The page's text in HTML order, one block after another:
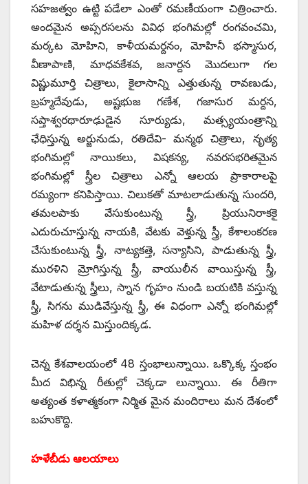
సహజత్వం ఉట్టి పడేలా ఎంతో రమణీయంగా చిత్రించారు.
అందమైన అప్సరసలను వివిధ భంగిమల్లో రంగవంచమి,
మర్కట మోహిని, కాళీయమర్దనం, మోహినీ భస్మాసుర,
వీణాపాణి, మాధవకేశవ, జనార్దన మొదలుగా గల
విష్ణుమూర్తి చిత్రాలు, కైలాసాన్ని ఎత్తుతున్న రావణుడు,
బ్రహ్మదేవుడు, అష్టభుజ గణేశ, గజాసుర మర్దన,
సప్తాశ్వరథారూఢుడైన సూర్యుడు, మత్స్యయంత్రాన్ని
ఛేధిస్తున్న అర్జునుడు, రతిదేవి- మన్మథ చిత్రాలు, నృత్య
భంగిమల్లో నాయికలు, విషకన్య, నవరసభరితమైన
భంగిమల్లో స్త్రీల చిత్రాలు ఎన్నో ఆలయ ప్రాకారాలపై
రమ్యంగా కనిపిస్తాయి. చిలుకతో మాటలాడుతున్న సుందరి,
తమలపాకు వేసుకుంటున్న స్త్రీ, ప్రియునిరాకకై
ఎదురుచూస్తున్న నాయకి, వేటకు వెళ్తున్న స్త్రీ, కేశాలంకరణ
చేసుకుంటున్న స్త్రీ, నాట్యకత్తె, సన్యాసిని, పాడుతున్న స్త్రీ,
మురళిని మ్రోగిస్తున్న స్త్రీ, వాయులీన వాయిస్తున్న స్త్రీ,
వేటాడుతున్న స్త్రీలు, స్నాన గృహం నుండి బయటికి వస్తున్న
స్త్రీ, సిగను ముడివేస్తున్న స్త్రీ, ఈ విధంగా ఎన్నో భంగిమల్లో
మహిళ దర్శన మిస్తుందిక్కడ.
చెన్న కేశవాలయంలో 48 స్తంభాలున్నాయి. ఒక్కొక్క స్తంభం
మీద విభిన్న రీతుల్లో చెక్కడా లున్నాయి. ఈ రీతిగా
అత్యంత కళాత్మకంగా నిర్మిత మైన మందిరాలు మన దేశంలో
బహుకొద్ది.
హళేబీడు ఆలయాలు